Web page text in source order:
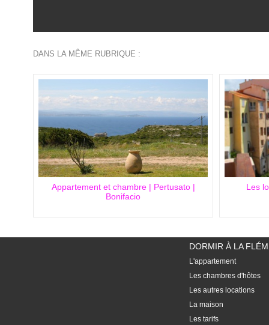
DANS LA MÊME RUBRIQUE :
Appartement et chambre | Pertusato |
Bonifacio
Les
DORMIR À LA
L'appartement
Les chambres d'hôtes
Les autres locations
La maison
Les tarifs